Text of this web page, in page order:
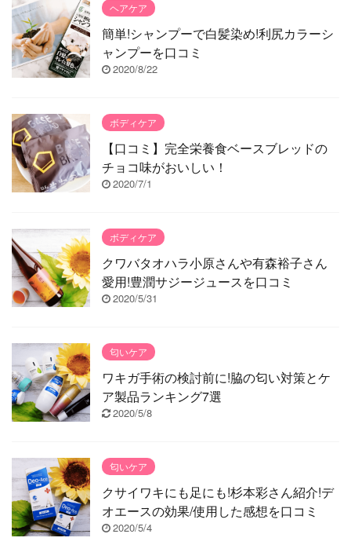
ヘアケア
簡単!シャンプーで白髪染め!利尻カラーシ
ャンプーを口コミ
2020/8/22
ボディケア
【口コミ】完全栄養食ベースブレッドの
チョコ味がおいしい！
2020/7/1
ボディケア
クワバタオハラ小原さんや有森裕子さん
愛用!豊潤サジージュースを口コミ
2020/5/31
匂いケア
ワキガ手術の検討前に!脇の匂い対策とケ
ア製品ランキング7選
2020/5/8
匂いケア
クサイワキにも足にも!杉本彩さん紹介!デ
オエースの効果/使用した感想を口コミ
2020/5/4